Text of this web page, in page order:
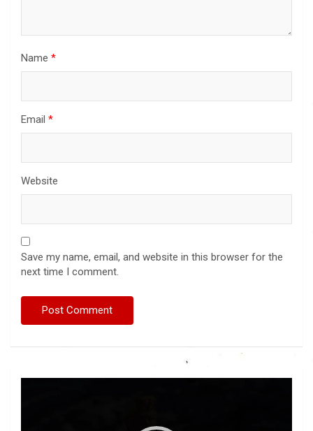
Name *
Email *
Website
Save my name, email, and website in this browser for the
next time I comment.